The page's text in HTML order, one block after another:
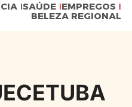
SAÚDE EMPREGOS
BELEZA REGIONAL